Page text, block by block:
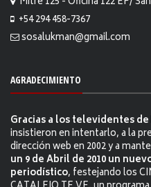
+54 294 458-7367
sosalukman@gmail.com
AGRADECIMIENTO
Gracias a los televidentes
insistieron en intentarlo, a la
dirección web en 2002 y a
un 9 de Abril de 2010 un
periodístico, festejando los